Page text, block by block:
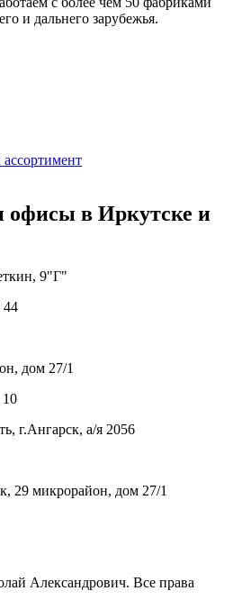
и дальнего зарубежья.
в Иркутске и
9"Г"
44
дом 27/1
10
г.Ангарск, а/я 2056
29 микрорайон, дом 27/1
Александрович. Все права